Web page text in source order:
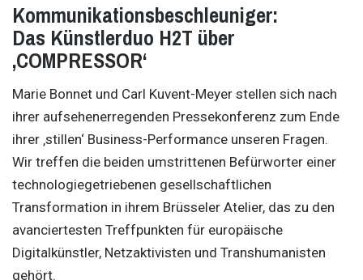
Kommunikationsbeschleuniger:
Das Künstlerduo H2T über
‚COMPRESSOR‘
Marie Bonnet und Carl Kuvent-Meyer stellen sich nach
ihrer aufsehenerregenden Pressekonferenz zum Ende
ihrer ‚stillen‘ Business-Performance unseren Fragen.
Wir treffen die beiden umstrittenen Befürworter einer
technologiegetriebenen gesellschaftlichen
Transformation in ihrem Brüsseler Atelier, das zu den
avanciertesten Treffpunkten für europäische
Digitalkünstler, Netzaktivisten und Transhumanisten
gehört.